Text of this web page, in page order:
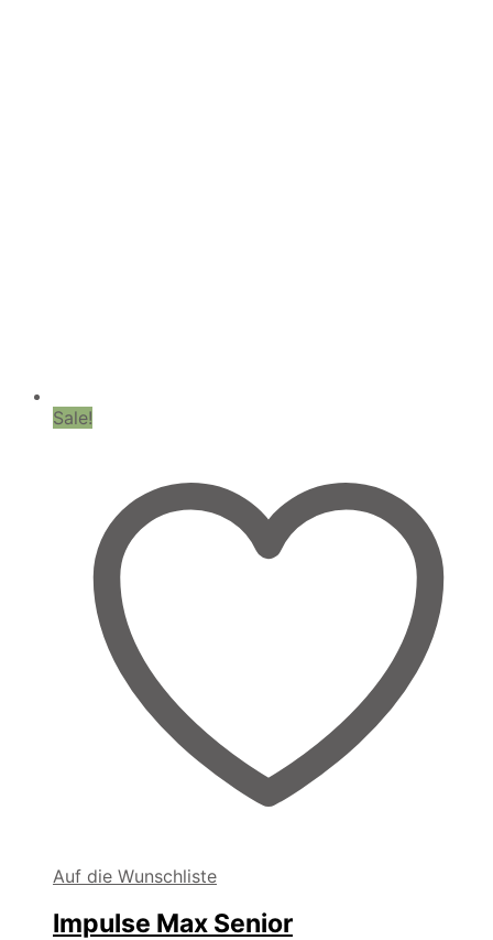
Sale!
Auf die Wunschliste
Impulse Max Senior